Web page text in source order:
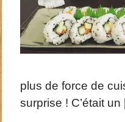
plus de force de
surprise ! C’était